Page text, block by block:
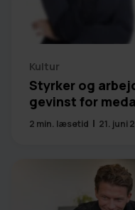
Kultur
Styrker og
gevinst for
2 min. læsetid 21. juni